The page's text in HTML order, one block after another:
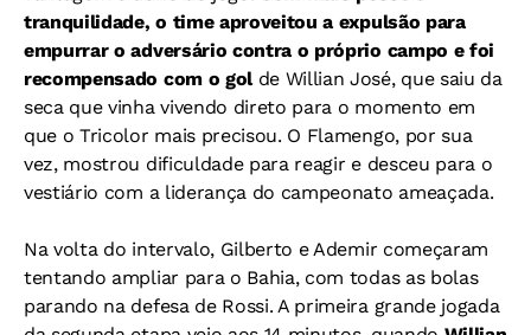
tranquilidade, o time aproveitou a expulsão para
empurrar o adversário contra o próprio campo e foi
recompensado com o gol de Willian José, que saiu da
seca que vinha vivendo direto para o momento em
que o Tricolor mais precisou. O Flamengo, por sua
vez, mostrou dificuldade para reagir e desceu para o
vestiário com a liderança do campeonato ameaçada.
Na volta do intervalo, Gilberto e Ademir começaram
tentando ampliar para o Bahia, com todas as bolas
parando na defesa de Rossi. A primeira grande jogada